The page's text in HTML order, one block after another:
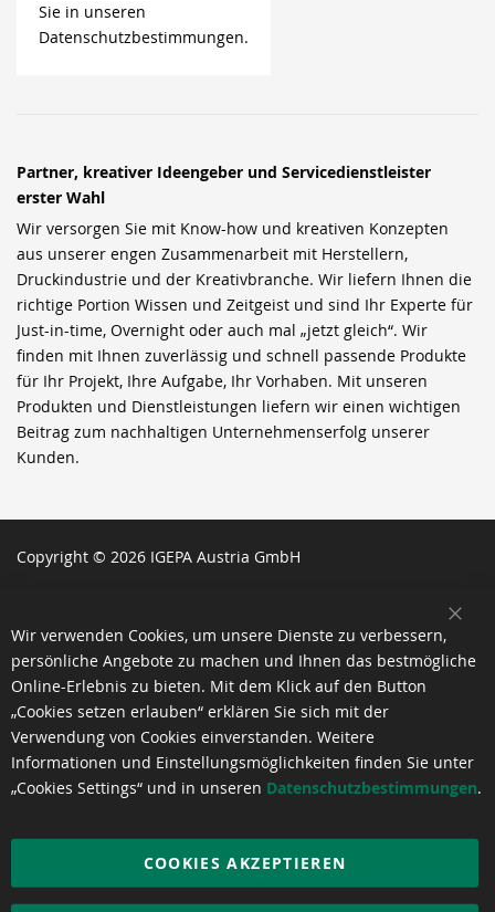
Sie in unseren
Datenschutzbestimmungen.
Partner, kreativer Ideengeber und Servicedienstleister
erster Wahl
Wir versorgen Sie mit Know-how und kreativen Konzepten
aus unserer engen Zusammenarbeit mit Herstellern,
Druckindustrie und der Kreativbranche. Wir liefern Ihnen die
richtige Portion Wissen und Zeitgeist und sind Ihr Experte für
Just-in-time, Overnight oder auch mal „jetzt gleich“. Wir
finden mit Ihnen zuverlässig und schnell passende Produkte
für Ihr Projekt, Ihre Aufgabe, Ihr Vorhaben. Mit unseren
Produkten und Dienstleistungen liefern wir einen wichtigen
Beitrag zum nachhaltigen Unternehmenserfolg unserer
Kunden.
Copyright © 2026 IGEPA Austria GmbH
Wir verwenden Cookies, um unsere Dienste zu verbessern,
persönliche Angebote zu machen und Ihnen das bestmögliche
Online-Erlebnis zu bieten. Mit dem Klick auf den Button
„Cookies setzen erlauben“ erklären Sie sich mit der
Verwendung von Cookies einverstanden. Weitere
Informationen und Einstellungsmöglichkeiten finden Sie unter
„Cookies Settings“ und in unseren Datenschutzbestimmungen.
COOKIES AKZEPTIEREN